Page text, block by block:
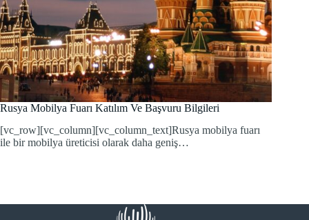
Rusya Mobilya Fuarı Katılım Ve Başvuru Bilgileri
[vc_row][vc_column][vc_column_text]Rusya mobilya fuarı
ile bir mobilya üreticisi olarak daha geniş…